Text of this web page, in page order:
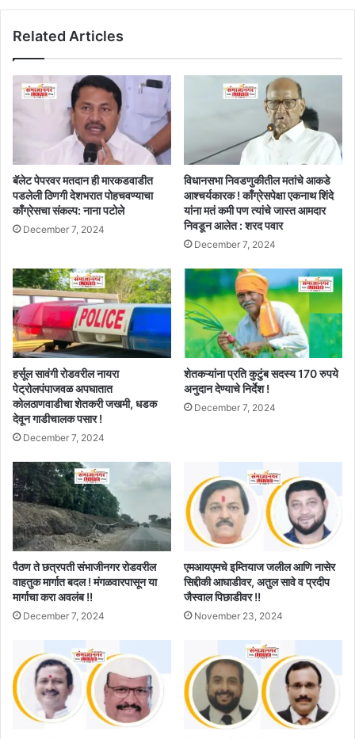
Related Articles
बॅलेट पेपरवर मतदान ही मारकडवाडीत
पडलेली ठिणगी देशभरात पोहचवण्याचा
काँग्रेसचा संकल्प: नाना पटोले
December 7, 2024
विधानसभा निवडणुकीतील मतांचे आकडे
आश्चर्यकारक ! काँग्रेसपेक्षा एकनाथ शिंदे
यांना मतं कमी पण त्यांचे जास्त आमदार
निवडून आलेत : शरद पवार
December 7, 2024
हर्सूल सावंगी रोडवरील नायरा
पेट्रोलपंपाजवळ अपघातात
कोलठाणवाडीचा शेतकरी जखमी, धडक
देवून गाडीचालक पसार !
December 7, 2024
शेतकऱ्यांना प्रति कुटुंब सदस्य 170 रुपये
अनुदान देण्याचे निर्देश !
December 7, 2024
पैठण ते छत्रपती संभाजीनगर रोडवरील
वाहतुक मार्गात बदल ! मंगळवारपासून या
मार्गाचा करा अवलंब !!
December 7, 2024
एमआयएमचे इम्तियाज जलील आणि नासेर
सिद्दीकी आघाडीवर, अतुल सावे व प्रदीप
जैस्वाल पिछाडीवर !!
November 23, 2024